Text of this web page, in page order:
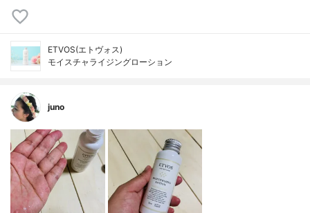
ETVOS(エトヴォス)
モイスチャライジングローション
juno